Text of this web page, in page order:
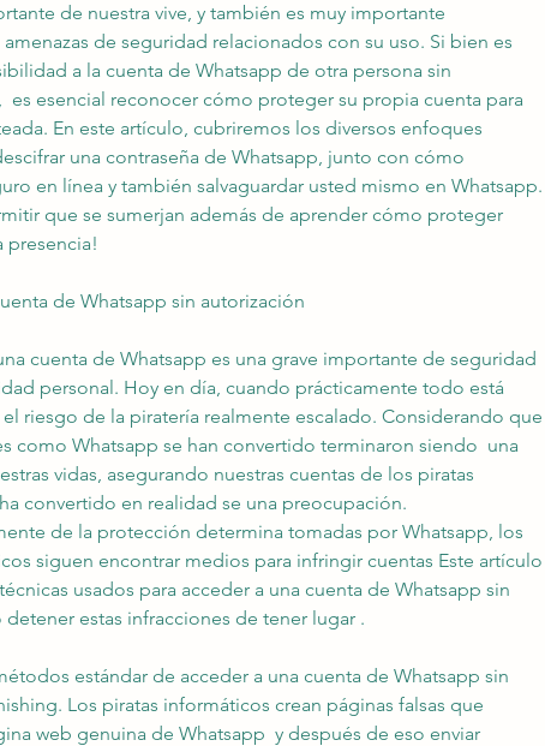
de nuestra vive, y también es muy importante
de seguridad relacionados con su uso. Si bien es
a la cuenta de Whatsapp de otra persona sin
es esencial reconocer cómo proteger su propia cuenta para
En este artículo, cubriremos los diversos enfoques
una contraseña de Whatsapp, junto con cómo
en línea y también salvaguardar usted mismo en Whatsapp.
que se sumerjan además de aprender cómo proteger
presencia!
de Whatsapp sin autorización
cuenta de Whatsapp es una grave importante de seguridad
personal. Hoy en día, cuando prácticamente todo está
riesgo de la piratería realmente escalado. Considerando que
como Whatsapp se han convertido terminaron siendo  una
vidas, asegurando nuestras cuentas de los piratas
convertido en realidad se una preocupación.
de la protección determina tomadas por Whatsapp, los
siguen encontrar medios para infringir cuentas Este artículo
usados para acceder a una cuenta de Whatsapp sin
estas infracciones de tener lugar .
estándar de acceder a una cuenta de Whatsapp sin
Los piratas informáticos crean páginas falsas que
web genuina de Whatsapp  y después de eso enviar